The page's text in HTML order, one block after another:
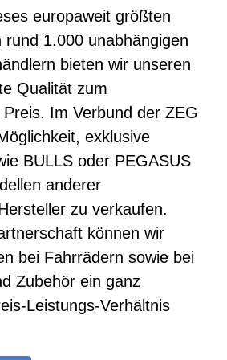
europaweit größten
rund 1.000 unabhängigen
bieten wir unseren
Qualität zum
Im Verbund der ZEG
exklusive
BULLS oder PEGASUS
anderer
zu verkaufen.
können wir
bei Fahrrädern sowie bei
Zubehör ein ganz
Leistungs-Verhältnis